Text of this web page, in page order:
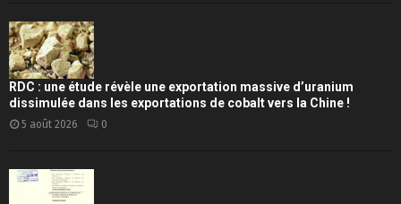
RDC : une étude révèle une exportation massive d’uranium
dissimulée dans les exportations de cobalt vers la Chine !
5 août 2026 0